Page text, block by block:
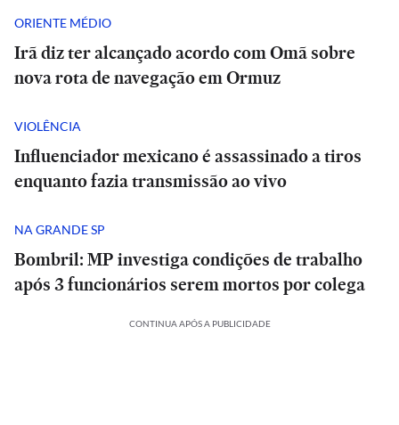
ORIENTE MÉDIO
Irã diz ter alcançado acordo com Omã sobre
nova rota de navegação em Ormuz
VIOLÊNCIA
Influenciador mexicano é assassinado a tiros
enquanto fazia transmissão ao vivo
NA GRANDE SP
Bombril: MP investiga condições de trabalho
após 3 funcionários serem mortos por colega
CONTINUA APÓS A PUBLICIDADE